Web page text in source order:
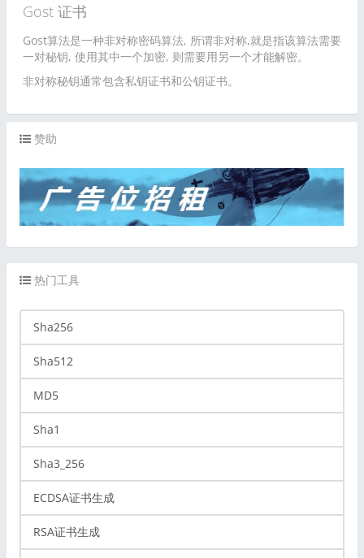
Gost 证书
Gost算法是一种非对称密码算法, 所谓非对称,就是指该算法需要
一对秘钥, 使用其中一个加密, 则需要用另一个才能解密。
非对称秘钥通常包含私钥证书和公钥证书。
赞助
热门工具
Sha256
Sha512
MD5
Sha1
Sha3_256
ECDSA证书生成
RSA证书生成